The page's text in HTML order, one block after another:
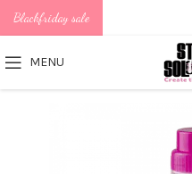
MENU
Blackfriday sale